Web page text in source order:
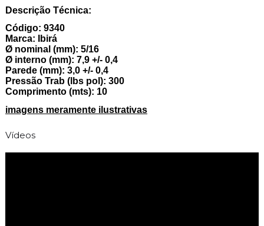
Descrição Técnica:
Código: 9340
Marca: Ibir
Ø nominal (mm): 5/16
Ø interno (mm): 7,9 +/- 0,4
Parede (mm): 3,0 +/- 0,4
Pressão Trab (lbs pol): 300
Comprimento (mts): 10
imagens meramente ilustrativas
Vídeos